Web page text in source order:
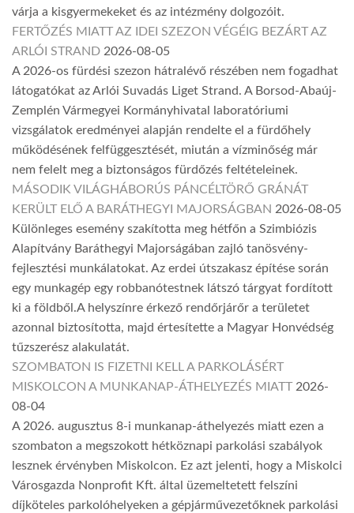
várja a kisgyermekeket és az intézmény dolgozóit.
FERTŐZÉS MIATT AZ IDEI SZEZON VÉGÉIG BEZÁRT AZ
ARLÓI STRAND 2026-08-05
A 2026-os fürdési szezon hátralévő részében nem fogadhat
látogatókat az Arlói Suvadás Liget Strand. A Borsod-Abaúj-
Zemplén Vármegyei Kormányhivatal laboratóriumi
vizsgálatok eredményei alapján rendelte el a fürdőhely
működésének felfüggesztését, miután a vízminőség már
nem felelt meg a biztonságos fürdőzés feltételeinek.
MÁSODIK VILÁGHÁBORÚS PÁNCÉLTÖRŐ GRÁNÁT
KERÜLT ELŐ A BARÁTHEGYI MAJORSÁGBAN 2026-08-05
Különleges esemény szakította meg hétfőn a Szimbiózis
Alapítvány Baráthegyi Majorságában zajló tanösvény-
fejlesztési munkálatokat. Az erdei útszakasz építése során
egy munkagép egy robbanótestnek látszó tárgyat fordított
ki a földből.A helyszínre érkező rendőrjárőr a területet
azonnal biztosította, majd értesítette a Magyar Honvédség
tűzszerész alakulatát.
SZOMBATON IS FIZETNI KELL A PARKOLÁSÉRT
MISKOLCON A MUNKANAP-ÁTHELYEZÉS MIATT 2026-
08-04
A 2026. augusztus 8-i munkanap-áthelyezés miatt ezen a
szombaton a megszokott hétköznapi parkolási szabályok
lesznek érvényben Miskolcon. Ez azt jelenti, hogy a Miskolci
Városgazda Nonprofit Kft. által üzemeltetett felszíni
díjköteles parkolóhelyeken a gépjárművezetőknek parkolási